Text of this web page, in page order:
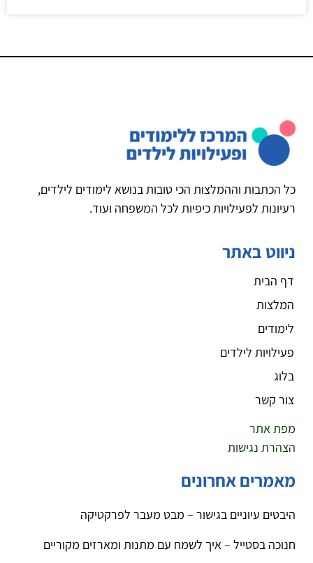
כל הכתבות וההמלצות הכי טובות בנושא לימודים לילדים,
רעיונות לפעילויות כיפיות לכל המשפחה ועוד.
ניווט באתר
דף הבית
המלצות
לימודים
פעילויות לילדים
בלוג
צור קשר
מפת אתר
הצהרת נגישות
מאמרים אחרונים
היבטים עיוניים בגישור – מבט מעבר לפרקטיקה
חנוכה בסטייל – איך לשמח עם מתנות ומארזים מקוריים